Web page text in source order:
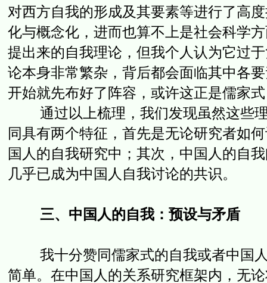
对西方自我的形成及其要素等进行了高
化与概念化，进而也算不上是社会科学
提出来的自我理论，但我个人认为它过
论本身非常繁杂，背后都会面临其中各
开始就先布好了阵容，或许这正是儒家
通过以上梳理，我们发现虽然这些理
同具有两个特征，首先是无论研究者如
国人的自我研究中；其次，中国人的自
几乎已成为中国人自我讨论的共识。
三、中国人的自我：预设与矛盾
我十分赞同儒家式的自我或者中国人
简单。在中国人的关系研究框架内，无